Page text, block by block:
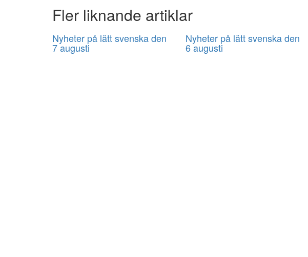
Fler liknande artiklar
Nyheter på lätt svenska den
7 augusti
Nyheter på lätt svenska den
6 augusti